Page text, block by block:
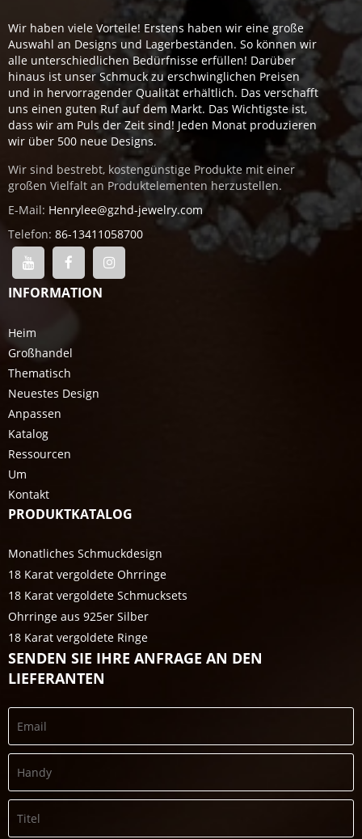
Wir haben viele Vorteile! Erstens haben wir eine große
Auswahl an Designs und Lagerbeständen. So können wir
alle unterschiedlichen Bedürfnisse erfüllen! Darüber
hinaus ist unser Schmuck zu erschwinglichen Preisen
und in hervorragender Qualität erhältlich. Das verschafft
uns einen guten Ruf auf dem Markt. Das Wichtigste ist,
dass wir am Puls der Zeit sind! Jeden Monat produzieren
wir über 500 neue Designs.
Wir sind bestrebt, kostengünstige Produkte mit einer
großen Vielfalt an Produktelementen herzustellen.
E-Mail: Henrylee@gzhd-jewelry.com
Telefon: 86-13411058700
INFORMATION
Heim
Großhandel
Thematisch
Neuestes Design
Anpassen
Katalog
Ressourcen
Um
Kontakt
PRODUKTKATALOG
Monatliches Schmuckdesign
18 Karat vergoldete Ohrringe
18 Karat vergoldete Schmucksets
Ohrringe aus 925er Silber
18 Karat vergoldete Ringe
SENDEN SIE IHRE ANFRAGE AN DEN
LIEFERANTEN